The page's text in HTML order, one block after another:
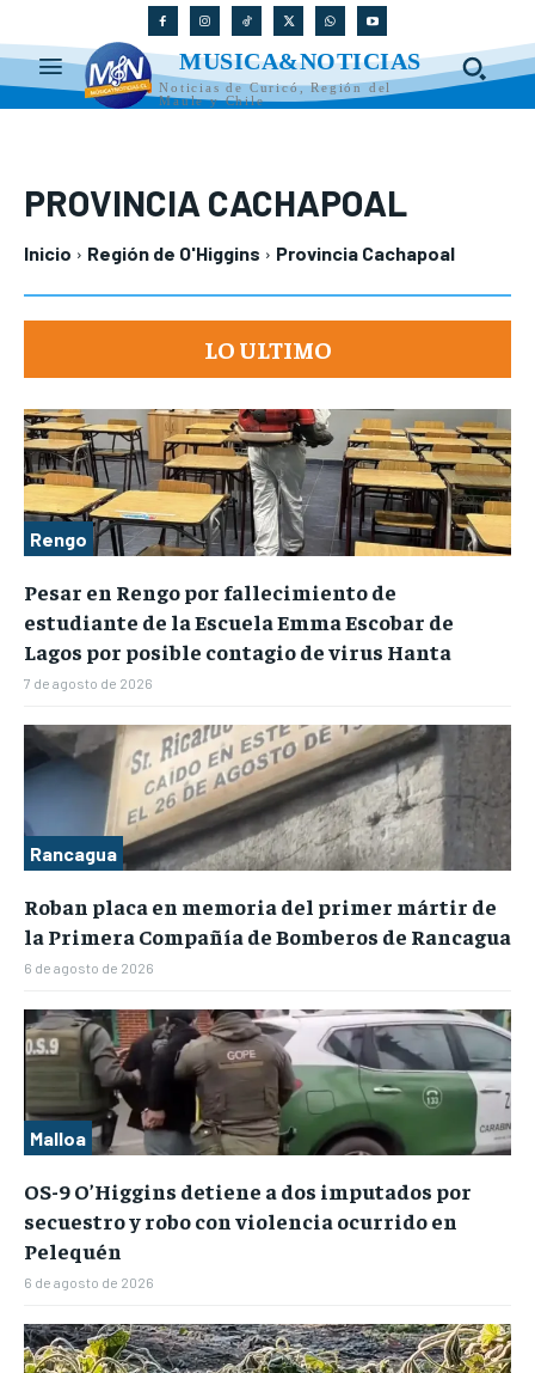
MUSICA&NOTICIAS
Noticias de Curicó, Región del
Maule y Chile
PROVINCIA CACHAPOAL
Inicio Región de O'Higgins Provincia Cachapoal
LO ULTIMO
Rengo
Pesar en Rengo por fallecimiento de
estudiante de la Escuela Emma Escobar de
Lagos por posible contagio de virus Hanta
7 de agosto de 2026
Rancagua
Roban placa en memoria del primer mártir de
la Primera Compañía de Bomberos de Rancagua
6 de agosto de 2026
Malloa
OS-9 O’Higgins detiene a dos imputados por
secuestro y robo con violencia ocurrido en
Pelequén
6 de agosto de 2026